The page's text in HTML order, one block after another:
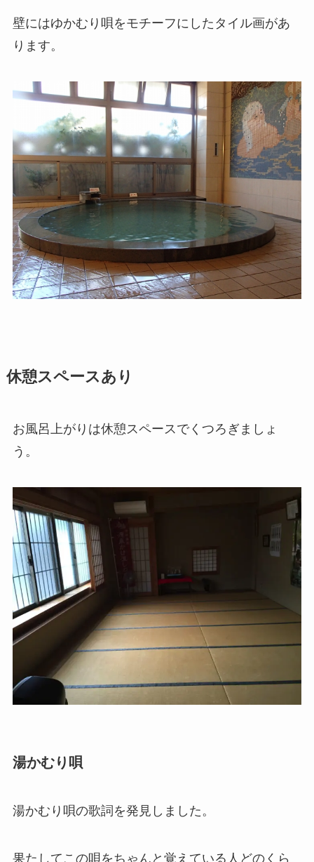
壁にはゆかむり唄をモチーフにしたタイル画があ
ります。
休憩スペースあり
お風呂上がりは休憩スペースでくつろぎましょ
う。
湯かむり唄
湯かむり唄の歌詞を発見しました。
果たしてこの唄をちゃんと覚えている人どのくら